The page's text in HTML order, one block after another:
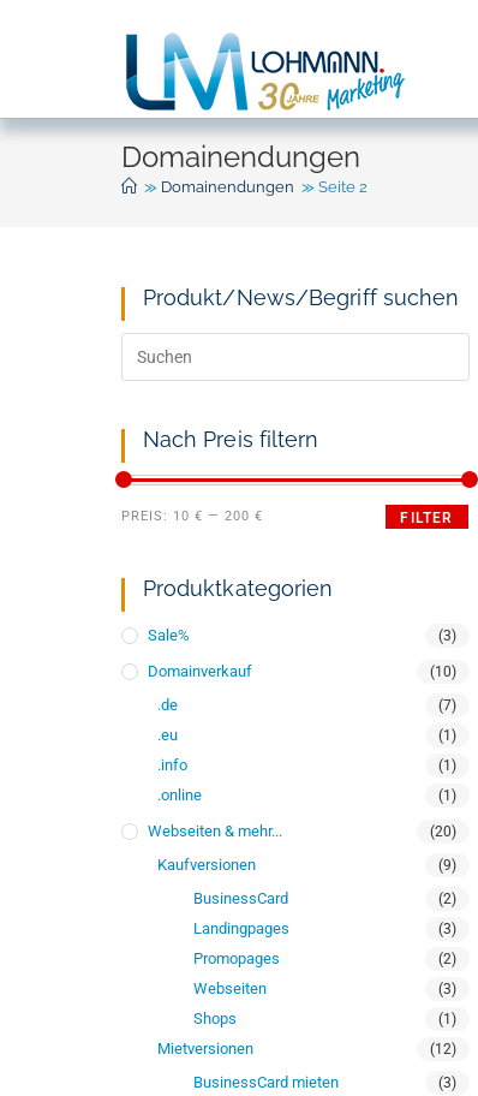
Domainendungen
>> Domainendungen >> Seite 2
Produkt/News/Begriff suchen
Nach Preis filtern
FILTER
PREIS: 10 € — 200 €
Produktkategorien
Sale% (3)
Domainverkauf (10)
.de (7)
.eu (1)
.info (1)
.online (1)
Webseiten & mehr... (20)
Kaufversionen (9)
BusinessCard (2)
Landingpages (3)
Promopages (2)
Webseiten (3)
Shops (1)
Mietversionen (12)
BusinessCard mieten (3)